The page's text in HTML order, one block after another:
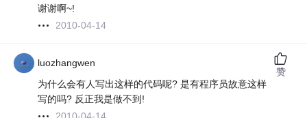
谢谢啊~!
2010-04-14
luozhangwen
为什么会有人写出这样的代码呢? 是有程序员故意这样
写的吗? 反正我是做不到!
赞